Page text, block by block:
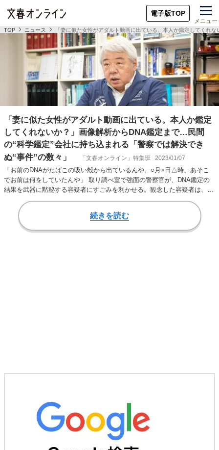
電子版TOP
メニュー
TOP ニュース 「妻に似た女性がアダルト動画に出ている。本人か鑑定してくれ
「妻に似た女性がアダルト動画に出ている。本人か鑑定
してくれないか？」画像解析からDNA鑑定まで…民間
の“科学鑑定”会社に持ち込まれる「警察では解決でき
ぬ“事件”の数々」
「文春オンライン」特集班 2023/01/07
「お前のDNAがたばこの吸い殻から出ているんや。○月×日△時、あそこ
でお前は何をしていたんや」 取り調べ室で強面の警察官が、DNA鑑定の
結果を武器に黙秘する容疑者にすごみを利かせる。観念した容疑者は、犯
行を認めて自白…
続きを読む